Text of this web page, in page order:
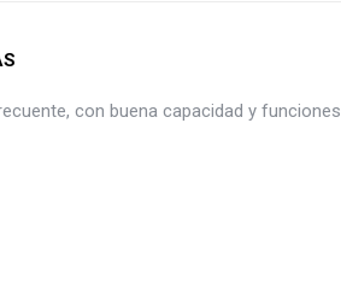
con buena capacidad y funciones